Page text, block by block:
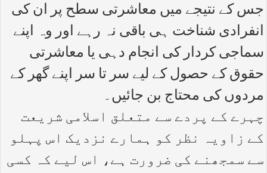
جس کے نتیجے میں معاشرتی سطح پر ان کی
انفرادی شناخت ہی باقی نہ رہے اور وہ اپنے
سماجی کردار کی انجام دہی یا معاشرتی
حقوق کے حصول کے لیے سر تا سر اپنے گھر کے
مردوں کی محتاج بن جائیں۔
چہرے کے پردے سے متعلق اسلامی شریعت
کے زاویہ نظر کو ہمارے نزدیک اس پہلو
سے سمجھنے کی ضرورت ہے، اس لیے کہ کسی